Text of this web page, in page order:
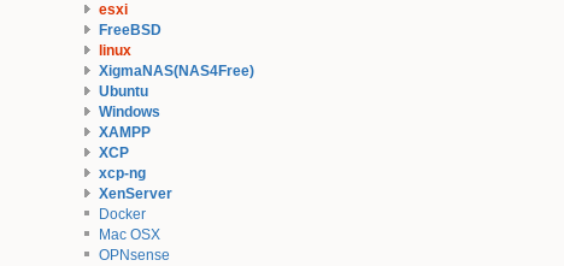
esxi
FreeBSD
linux
XigmaNAS(NAS4Free)
Ubuntu
Windows
XAMPP
XCP
xcp-ng
XenServer
Docker
Mac OSX
OPNsense